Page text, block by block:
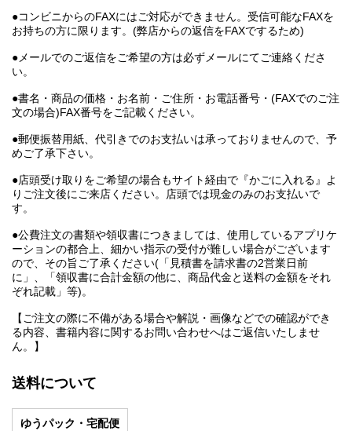
●コンビニからのFAXにはご対応ができません。受信可能なFAXを
お持ちの方に限ります。(弊店からの返信をFAXでするため)
●メールでのご返信をご希望の方は必ずメールにてご連絡くださ
い。
●書名・商品の価格・お名前・ご住所・お電話番号・(FAXでのご注
文の場合)FAX番号をご記載ください。
●郵便振替用紙、代引きでのお支払いは承っておりませんので、予
めご了承下さい。
●店頭受け取りをご希望の場合もサイト経由で『かごに入れる』よ
りご注文後にご来店ください。店頭では現金のみのお支払いで
す。
●公費注文の書類や領収書につきましては、使用しているアプリケ
ーションの都合上、細かい指示の受付が難しい場合がございます
ので、その旨ご了承ください(「見積書を請求書の2営業日前
に」、「領収書に合計金額の他に、商品代金と送料の金額をそれ
ぞれ記載」等)。
【ご注文の際に不備がある場合や解説・画像などでの確認ができ
る内容、書籍内容に関するお問い合わせへはご返信いたしませ
ん。】
送料について
ゆうパック・宅配便